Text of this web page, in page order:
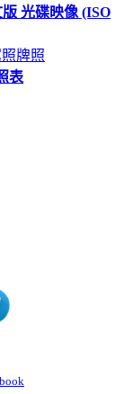
光碟映像 (ISO
牌照
表